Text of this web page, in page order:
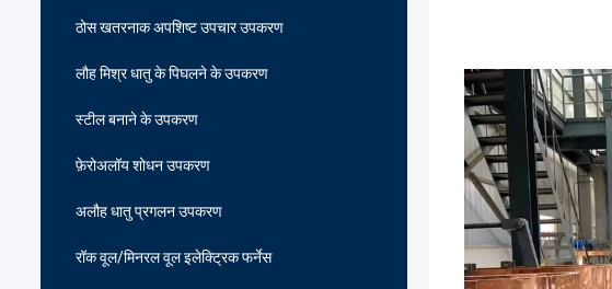
ठोस खतरनाक अपशिष्ट उपचार उपकरण
लौह मिश्र धातु के पिघलने के उपकरण
स्टील बनाने के उपकरण
फ़ेरोअलॉय शोधन उपकरण
अलौह धातु प्रगलन उपकरण
रॉक वूल/मिनरल वूल इलेक्ट्रिक फर्नेस